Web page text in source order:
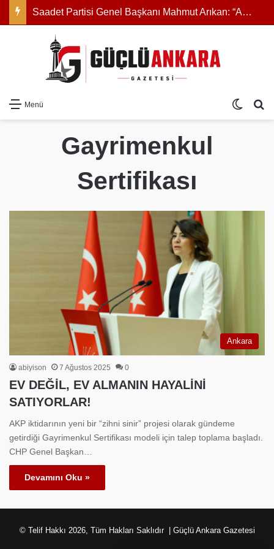
Saadet Partisi Genel Başkanı Mahmut Arıkan: “Açıklanan rakam zam değil, reel olarak indirimdir”
Menü Dış
Gayrimenkul
Sertifikası
Ankara
abiyison 7 Ağustos 2025 0
EV DEĞİL, EV ALMANIN HAYALİNİ
SATIYORLAR!
AKP iktidarının yeni bir “zihni sinir” projesi olarak gündeme
getirdiği Gayrimenkul Sertifikası modeli için talep toplama başladı.
CHP Genel Başkan…
Devamını Oku »
© Telif Hakkı 2026, Tüm Hakları Saklıdır | Güçlü Ankara Gazetesi